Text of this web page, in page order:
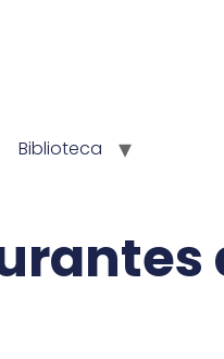
Biblioteca